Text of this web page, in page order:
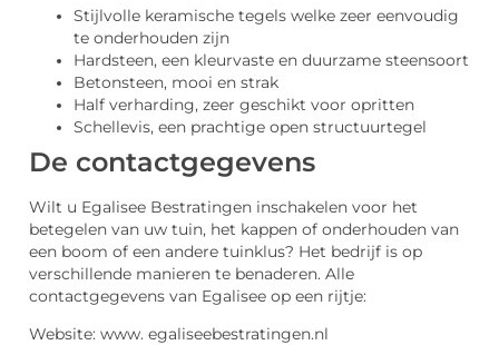
Stijlvolle keramische tegels welke zeer eenvoudig
te onderhouden zijn
Hardsteen, een kleurvaste en duurzame steensoort
Betonsteen, mooi en strak
Half verharding, zeer geschikt voor opritten
Schellevis, een prachtige open structuurtegel
De contactgegevens
Wilt u Egalisee Bestratingen inschakelen voor het
betegelen van uw tuin, het kappen of onderhouden van
een boom of een andere tuinklus? Het bedrijf is op
verschillende manieren te benaderen. Alle
contactgegevens van Egalisee op een rijtje:
Website: www. egaliseebestratingen.nl